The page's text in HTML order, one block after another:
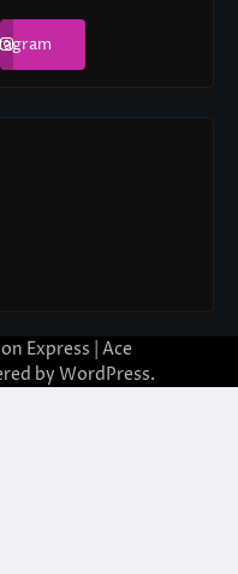
Express | Ace
by WordPress.